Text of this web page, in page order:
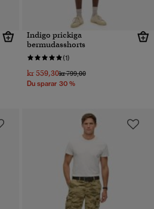
Indigo prickiga
bermudasshorts
(1)
kr 559,30Pris reducerat från
kr 799,00till
Du sparar 30 %